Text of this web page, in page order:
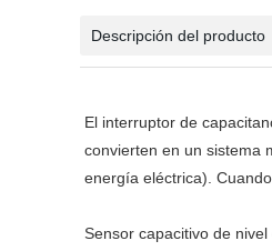
Descripción del producto
El interruptor de
convierten en un sistema
energía eléctrica).
Sensor capacitivo de